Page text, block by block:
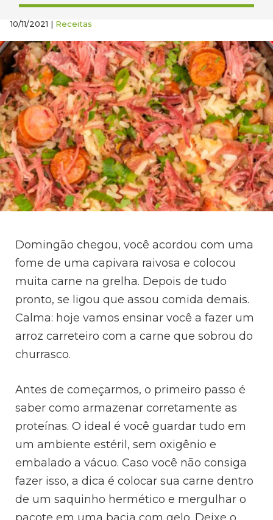
10/11/2021 | Receitas
Domingão chegou, você acordou com uma
fome de uma capivara raivosa e colocou
muita carne na grelha. Depois de tudo
pronto, se ligou que assou comida demais.
Calma: hoje vamos ensinar você a fazer um
arroz carreteiro com a carne que sobrou do
churrasco.
Antes de começarmos, o primeiro passo é
saber como armazenar corretamente as
proteínas. O ideal é você guardar tudo em
um ambiente estéril, sem oxigênio e
embalado a vácuo. Caso você não consiga
fazer isso, a dica é colocar sua carne dentro
de um saquinho hermético e mergulhar o